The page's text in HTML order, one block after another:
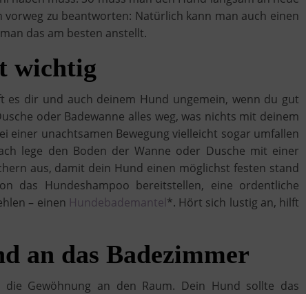
zu beantworten: Natürlich kann man auch einen
das am besten anstellt.
wichtig
dir und auch deinem Hund ungemein, wenn du gut
oder Badewanne alles weg, was nichts mit deinem
einer unachtsamen Bewegung vielleicht sogar umfallen
lege den Boden der Wanne oder Dusche mit einer
aus, damit dein Hund einen möglichst festen stand
das Hundeshampoo bereitstellen, eine ordentliche
– einen Hundebademantel *. Hört sich lustig an, hilft
an das Badezimmer
Gewöhnung an den Raum. Dein Hund sollte das